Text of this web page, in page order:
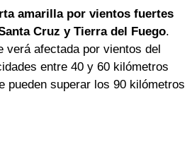
amarilla por vientos fuertes
Cruz y Tierra del Fuego.
verá afectada por vientos del
entre 40 y 60 kilómetros
pueden superar los 90 kilómetros